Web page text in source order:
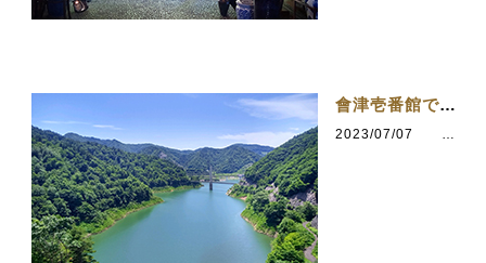
會津壱番館でひと休み
2023/07/07